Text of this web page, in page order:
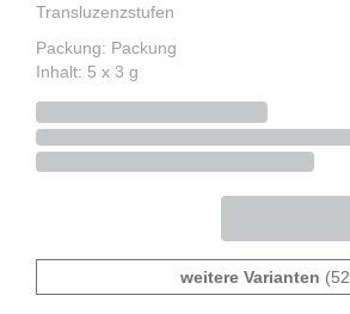
Transluzenzstufen
Packung: Packung
Inhalt: 5 x 3 g
weitere Varianten